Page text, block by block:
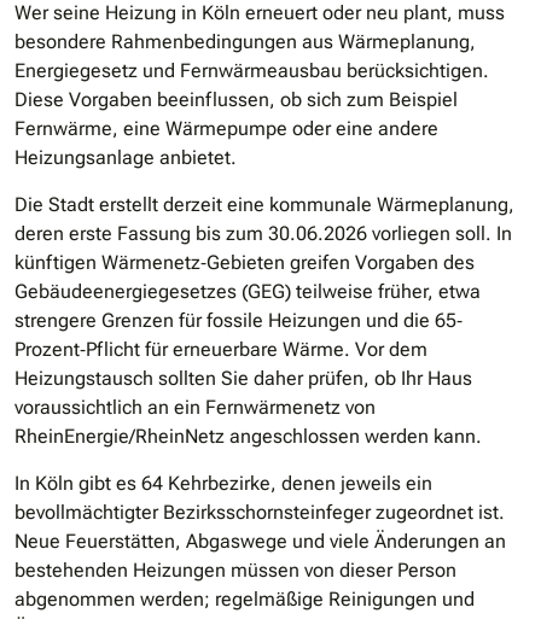
Wer seine Heizung in Köln erneuert oder neu plant, muss
besondere Rahmenbedingungen aus Wärmeplanung,
Energiegesetz und Fernwärmeausbau berücksichtigen.
Diese Vorgaben beeinflussen, ob sich zum Beispiel
Fernwärme, eine Wärmepumpe oder eine andere
Heizungsanlage anbietet.
Die Stadt erstellt derzeit eine kommunale Wärmeplanung,
deren erste Fassung bis zum 30.06.2026 vorliegen soll. In
künftigen Wärmenetz‐Gebieten greifen Vorgaben des
Gebäudeenergiegesetzes (GEG) teilweise früher, etwa
strengere Grenzen für fossile Heizungen und die 65‐
Prozent‐Pflicht für erneuerbare Wärme. Vor dem
Heizungstausch sollten Sie daher prüfen, ob Ihr Haus
voraussichtlich an ein Fernwärmenetz von
RheinEnergie/RheinNetz angeschlossen werden kann.
In Köln gibt es 64 Kehrbezirke, denen jeweils ein
bevollmächtigter Bezirksschornsteinfeger zugeordnet ist.
Neue Feuerstätten, Abgaswege und viele Änderungen an
bestehenden Heizungen müssen von dieser Person
abgenommen werden; regelmäßige Reinigungen und